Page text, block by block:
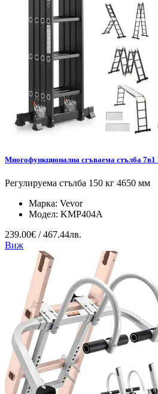
Многофункционална сгъваема стълба
Регулируема стълба 150 кг 4650 мм
Марка: Vevor
Модел: KMP404A
239.00€ / 467.44лв.
Виж